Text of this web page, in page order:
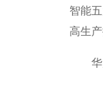
智能
高生
华力